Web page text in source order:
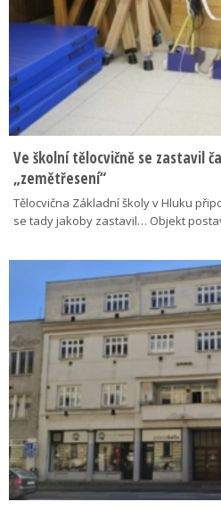
Ve školní tělocvičně se zastavil
„zemětřesení“
Tělocvična Základní školy v Hluku
se tady jakoby zastavil… Objekt